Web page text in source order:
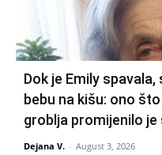
Dok je Emily
bebu na kišu: ono
groblja promijenilo je
Dejana V. - August 3, 2026